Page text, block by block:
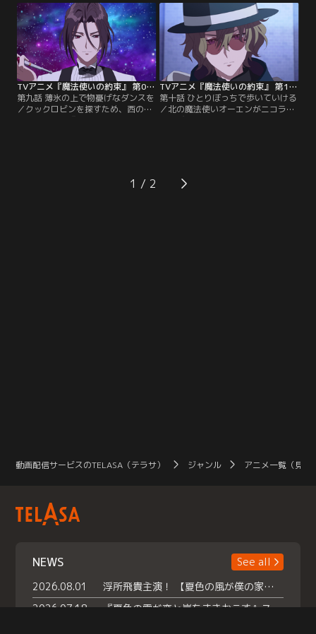
ノはヒースクリフの家の小間使いと
して働いていたが、二人の間にある
ものはどうやらそれだけではない様
子。シノは晶に自らの出自と彼に抱
いている複雑な感情について語り出
す。
法使いたちで…。さらに、アーサー
の叔父ヴィンセントは『魔法科学』
の力を誇示し、民衆にその力を見せ
つけようとするが、その動力となる
マナ石は、魔法生物や魔法使いの骸
であった。
TVアニメ『魔法使いの約束』 第09話
第九話 薄氷の上で物憂げなダンスを
／クックロビンを探すため、西の魔
る。魔法使いが差別的な扱いを受け
るのは、人間を怖がらせたりする北
TVアニメ『魔法使いの約束』 第10話
第十話 ひとりぼっちで歩いていける
／北の魔法使いオーエンがニコラス
の飛び降り事件に関わっているかも
使いたちのまとまりかけた心はバラ
バラに。それぞれのこれまでの生き
1
動画配信サービスのTELASA（テラサ） ジャンル アニメ一覧（見放
NEWS
See all
2026.08.01
浮所飛貴主演！ 【夏色の風が僕の家にやってきた】 本日よりテラサで独占配信スタート！
2026.07.18
『夏色の雲が恋と嵐をまきおこす』スペシャルメイキング 【Part1】2026年７月18日（土）23時30分～配信スタート！話題のシーンの裏側を大公開！豪華キャスト大集合！ 『武宮家 真夏の家族会議』開催！